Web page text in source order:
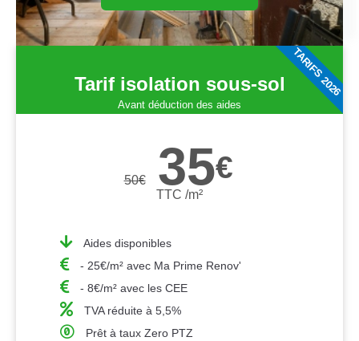
Tarif isolation sous-sol
Avant déduction des aides
50€ 35€
TTC /m²
Aides disponibles
- 25€/m² avec Ma Prime Renov'
- 8€/m² avec les CEE
TVA réduite à 5,5%
Prêt à taux Zero PTZ
TARIFS 2026